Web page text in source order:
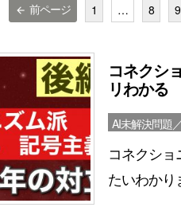
arrow_back 前ページ 1 … 8 9
コネクシ
リわか
AI未解決問題
コネクシ
たいわかり